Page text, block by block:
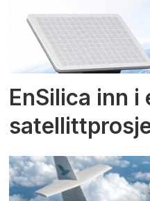
EnSilica inn i